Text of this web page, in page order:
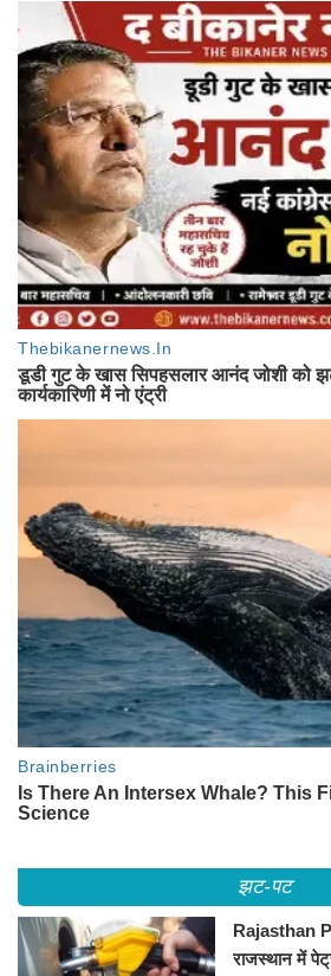
झट-पट
Rajasthan
राजस्थान में